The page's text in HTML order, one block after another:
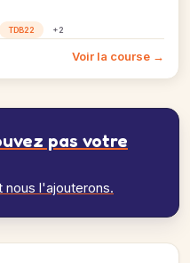
TDB22 +2
Voir la course →
pas votre
nous l'ajouterons.